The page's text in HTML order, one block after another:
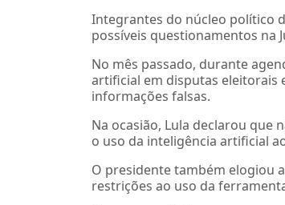
Integrantes do núcleo político
possíveis questionamentos na
No mês passado, durante
artificial em disputas eleitorais
informações falsas.
Na ocasião, Lula declarou que
o uso da inteligência artificial
O presidente também elogiou
restrições ao uso da